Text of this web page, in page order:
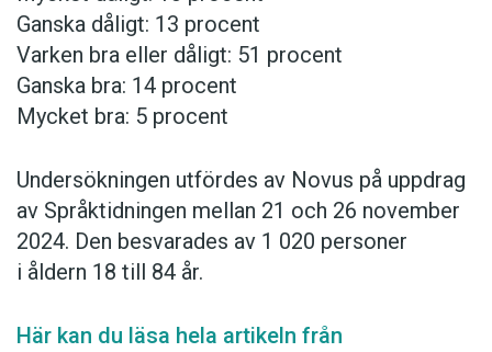
Ganska dåligt: 13 procent
Varken bra eller dåligt: 51 procent
Ganska bra: 14 procent
Mycket bra: 5 procent
Undersökningen utfördes av Novus på uppdrag
av Språktidningen mellan 21 och 26 november
2024. Den besvarades av 1 020 personer
i åldern 18 till 84 år.
Här kan du läsa hela artikeln från